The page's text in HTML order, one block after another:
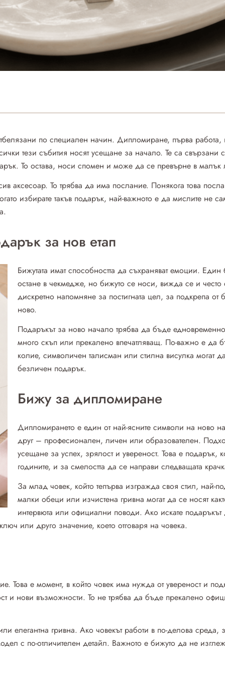
по специален начин. Дипломиране, първа
тези събития носят усещане за начало. Те са
То остава, носи спомен и може да се превърне в малък
аксесоар. То трябва да има послание. Понякога това
избирате такъв подарък, най-важното е да мислите не
за нов етап
Бижутата имат способността да съхраняват емоции.
остане в чекмедже, но бижуто се носи, вижда се и
дискретно напомняне за постигната цел, за подкрепа
ново.
Подаръкът за ново начало трябва да бъде
много скъп или прекалено впечатляващ. По-важно е
колие, символичен талисман или стилна висулка могат
безличен подарък.
Бижу за дипломиране
Дипломирането е един от най-ясните символи на ново
друг – професионален, личен или образователен.
усещане за успех, зрялост и увереност. Това е
годините, и за смелостта да се направи следващата
За млад човек, който тепърва изгражда своя стил,
малки обеци или изчистена гривна могат да се носят
интервюта или официални поводи. Ако искате
или друго значение, което отговаря на човека.
Това е момент, в който човек има нужда от увереност и
и нови възможности. То не трябва да бъде прекалено
елегантна гривна. Ако човекът работи в по-делова
с по-отличителен детайл. Важното е бижуто да не